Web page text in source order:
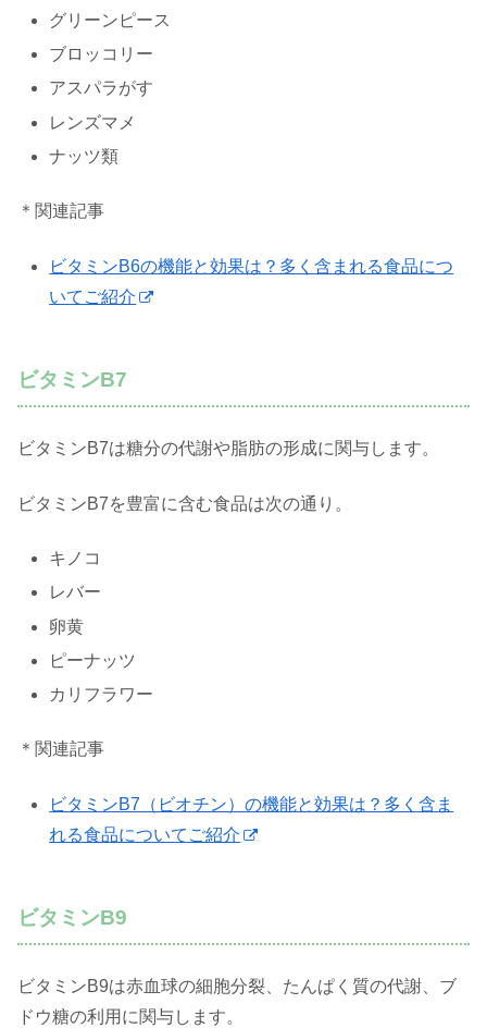
グリーンピース
ブロッコリー
アスパラがす
レンズマメ
ナッツ類
＊関連記事
ビタミンB6の機能と効果は？多く含まれる食品につ
いてご紹介
ビタミンB7
ビタミンB7は糖分の代謝や脂肪の形成に関与します。
ビタミンB7を豊富に含む食品は次の通り。
キノコ
レバー
卵黄
ピーナッツ
カリフラワー
＊関連記事
ビタミンB7（ビオチン）の機能と効果は？多く含ま
れる食品についてご紹介
ビタミンB9
ビタミンB9は赤血球の細胞分裂、たんぱく質の代謝、ブ
ドウ糖の利用に関与します。